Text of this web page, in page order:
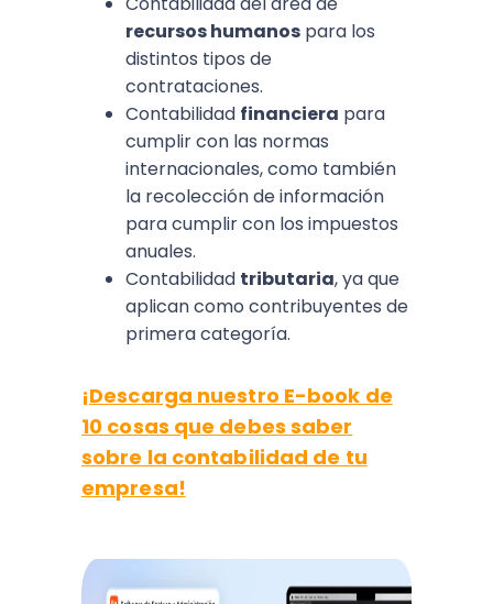
recursos humanos para los
distintos tipos de
contrataciones.
Contabilidad financiera para
cumplir con las normas
internacionales, como también
la recolección de información
para cumplir con los impuestos
anuales.
Contabilidad tributaria, ya que
aplican como contribuyentes de
primera categoría.
¡Descarga nuestro E-book de
10 cosas que debes saber
sobre la contabilidad de tu
empresa!